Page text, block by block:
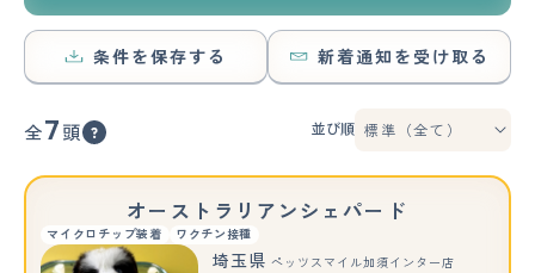
条件を保存する 新着通知を受け取る
全7 頭 並び順
オーストラリアンシェパード
マイクロチップ装着 ワクチン接種
埼玉県 ペッツスマイル加須インター店